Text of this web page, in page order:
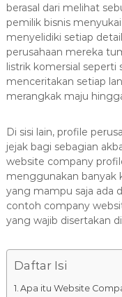
berasal dari melihat
pemilik bisnis
menyelidiki setiap
perusahaan mereka
listrik komersial seperti
menceritakan setiap
merangkak maju
Di sisi lain, profile
jejak bagi sebagian
website company
menggunakan banyak
yang mampu saja ada
contoh company
yang wajib disertakan
Daftar Isi
Apa itu Website